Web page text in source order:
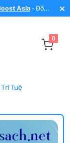
Asia- Đối
follow uy tín!
0
Tuệ